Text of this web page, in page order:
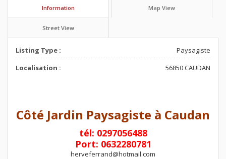
Information Map View
Street View
Listing Type :
Paysagiste
Localisation :
56850 CAUDAN
Côté Jardin Paysagiste à Caudan
tél: 0297056488
Port: 0632280781
herveferrand@hotmail.com